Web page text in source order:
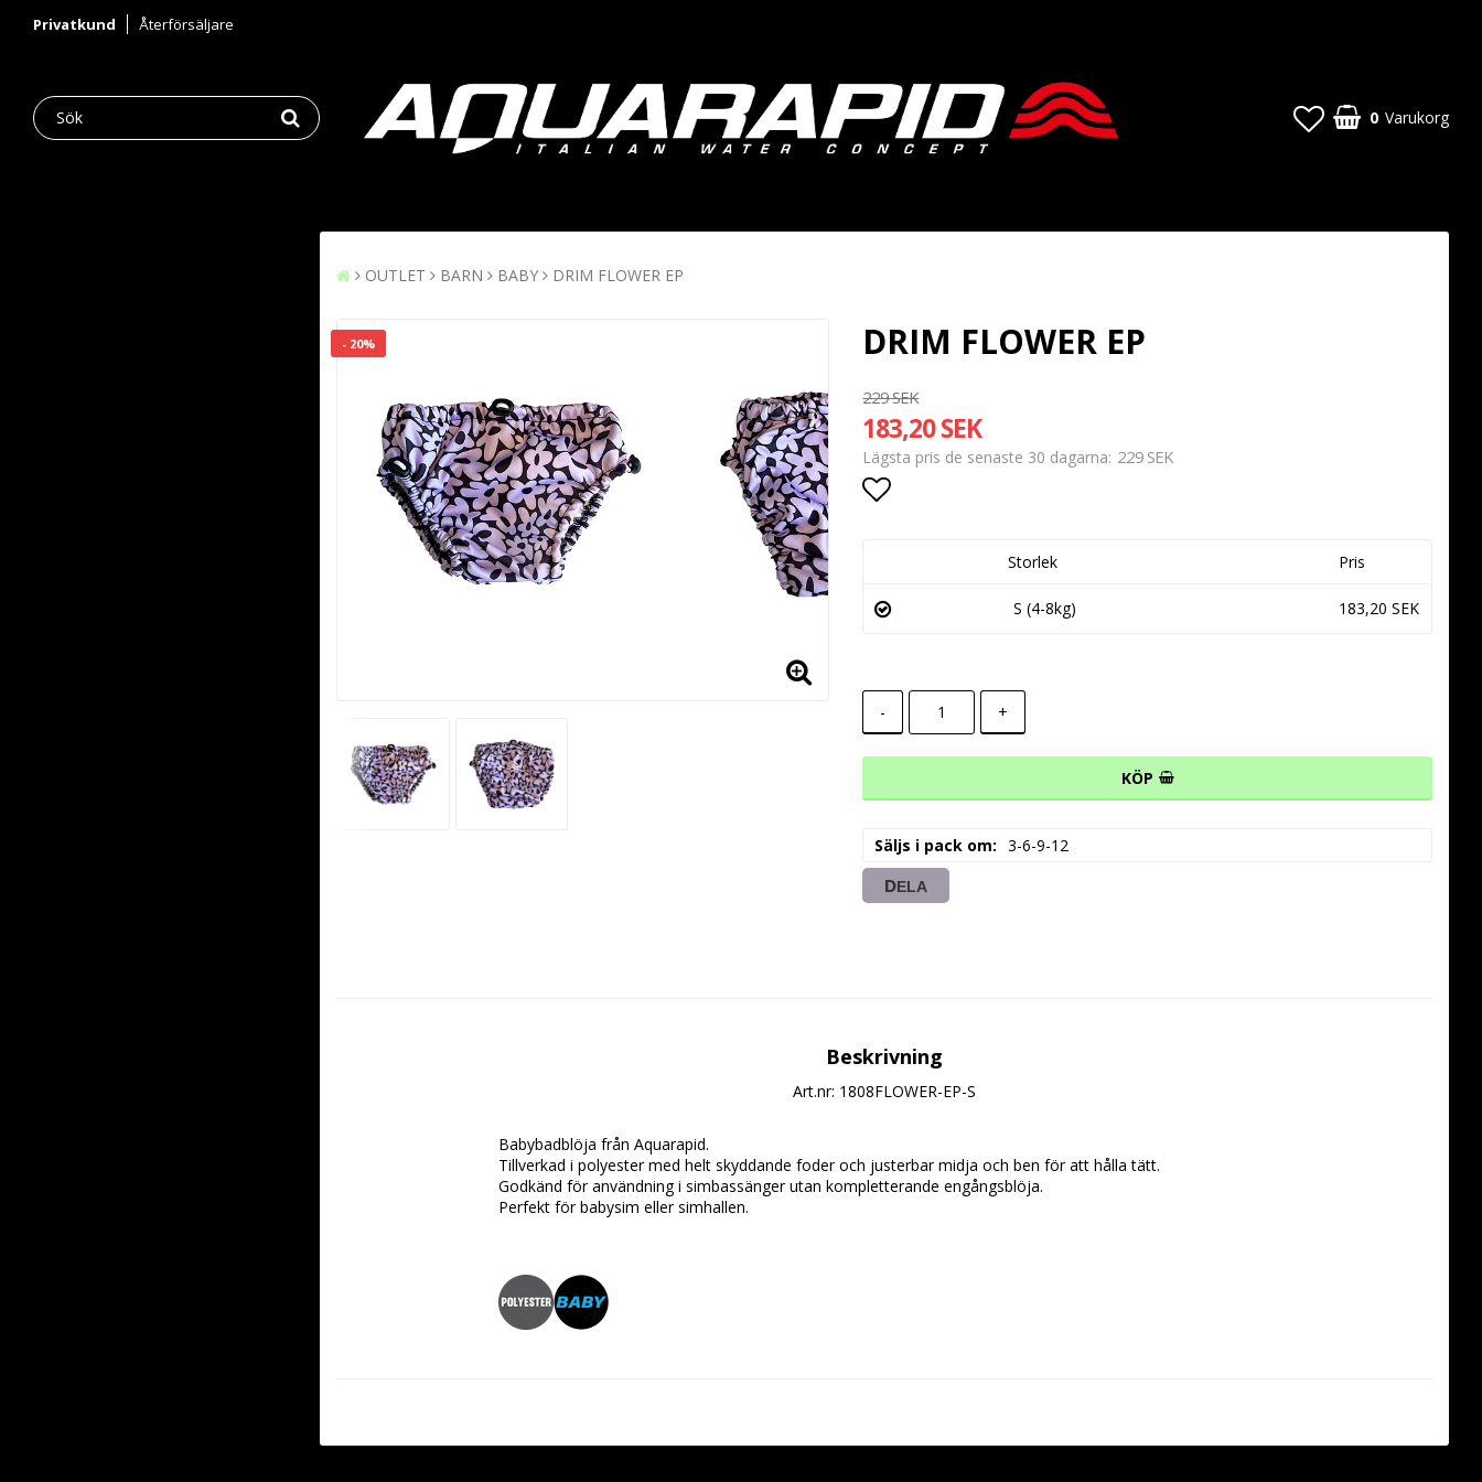
Privatkund Återförsäljare
0 Varukorg
OUTLET BARN BABY DRIM FLOWER EP
- 20% DRIM FLOWER EP
229 SEK
183,20 SEK
Lägsta pris de senaste 30 dagarna 229 SEK
Storlek Pris
S (4-8kg) 183,20 SEK
- +
KÖP
Säljs i pack om 3-6-9-12
DELA
Beskrivning
Art.nr: 1808FLOWER-EP-S
Babybadblöja från Aquarapid.
Tillverkad i polyester med helt skyddande foder och justerbar midja och ben för att hålla tätt.
Godkänd för användning i simbassänger utan kompletterande engångsblöja.
Perfekt för babysim eller simhallen.